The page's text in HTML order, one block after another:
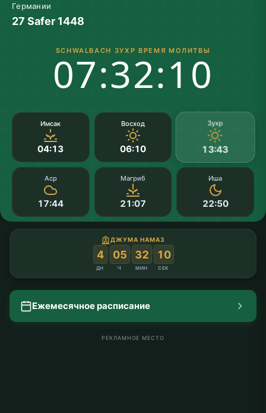
Германии
27 Safer 1448
SCHWALBACH ЗУХР ВРЕМЯ МОЛИТВЫ
07:32:09
Имсак
04:13
Восход
06:10
Зухр
13:43
Аср
17:44
Магриб
21:07
Иша
22:50
ДЖУМА НАМАЗ
4
ДН
: 05
Ч
: 32
МИН
: 09
СЕК
Ежемесячное расписание
РЕКЛАМНОЕ МЕСТО